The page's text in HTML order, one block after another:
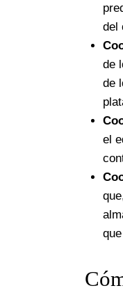
del
de
de
el